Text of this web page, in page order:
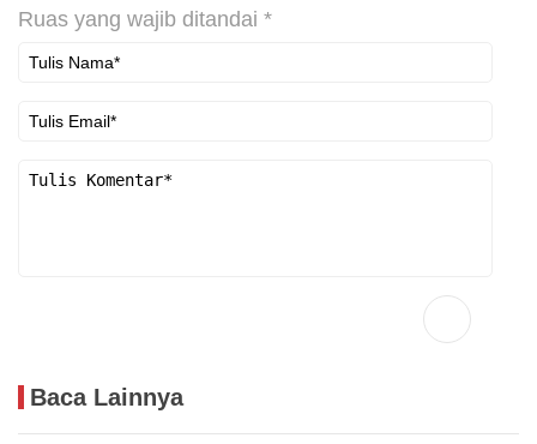
Ruas yang wajib ditandai *
Baca Lainnya